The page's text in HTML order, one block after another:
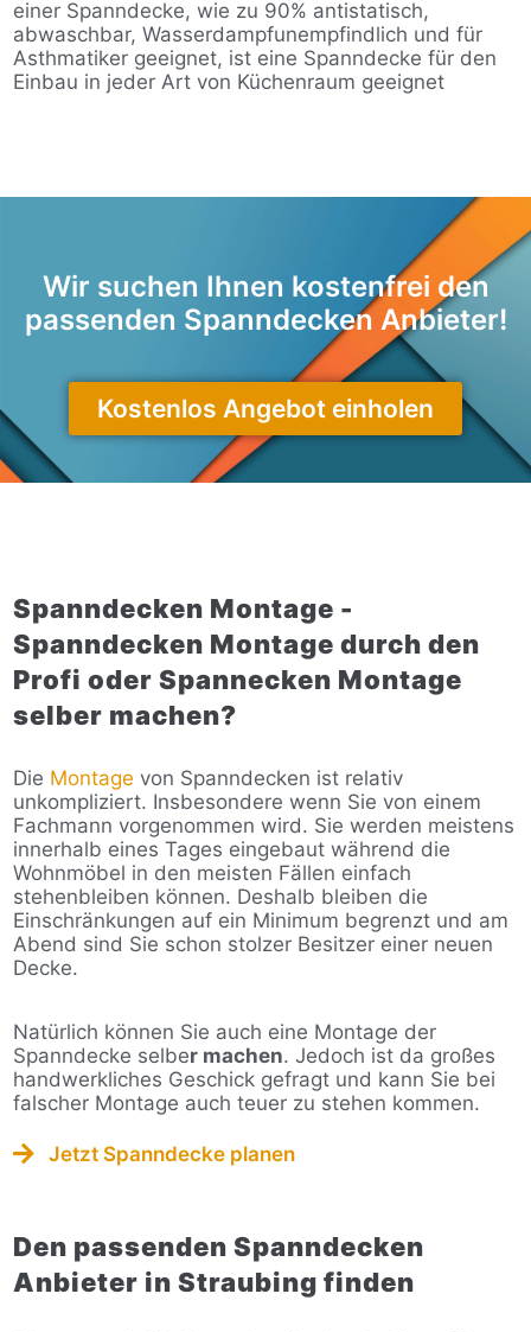
einer Spanndecke, wie zu 90% antistatisch,
abwaschbar, Wasserdampfunempfindlich und für
Asthmatiker geeignet, ist eine Spanndecke für den
Einbau in jeder Art von Küchenraum geeignet
Wir suchen Ihnen kostenfrei den
passenden Spanndecken Anbieter!
Kostenlos Angebot einholen
Spanndecken Montage -
Spanndecken Montage durch den
Profi oder Spannecken Montage
selber machen?
Die Montage von Spanndecken ist relativ
unkompliziert. Insbesondere wenn Sie von einem
Fachmann vorgenommen wird. Sie werden meistens
innerhalb eines Tages eingebaut während die
Wohnmöbel in den meisten Fällen einfach
stehenbleiben können. Deshalb bleiben die
Einschränkungen auf ein Minimum begrenzt und am
Abend sind Sie schon stolzer Besitzer einer neuen
Decke.
Natürlich können Sie auch eine Montage der
Spanndecke selber machen. Jedoch ist da großes
handwerkliches Geschick gefragt und kann Sie bei
falscher Montage auch teuer zu stehen kommen.
Jetzt Spanndecke planen
Den passenden Spanndecken
Anbieter in Straubing finden